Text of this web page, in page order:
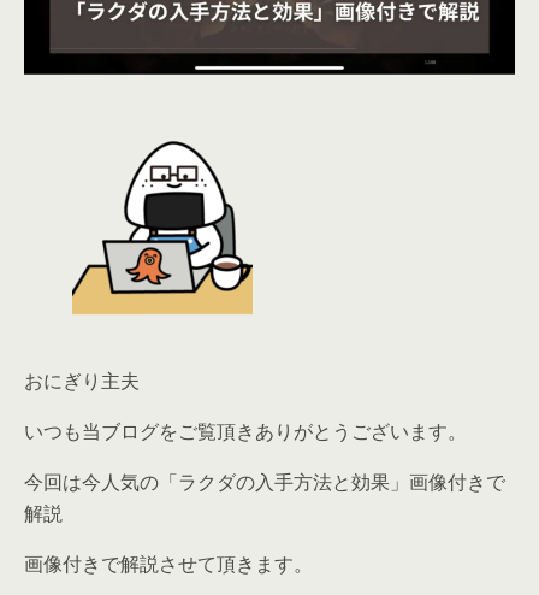
おにぎり主夫
いつも当ブログをご覧頂きありがとうございます。
今回は今人気の「ラクダの入手方法と効果」画像付きで
解説
画像付きで解説させて頂きます。